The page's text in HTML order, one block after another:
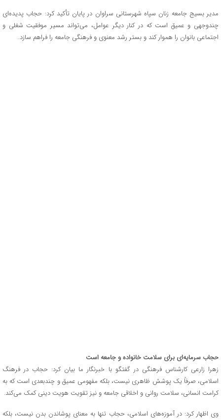
مدیر بسیج جامعه زنان سپاه شهرستانی سراوان در پایان تأکید کرد: حجاب پدیده‌ای
چندوجهی و عمیق است که در کنار دیگر عوامل، می‌تواند مسیر موفقیت شغلی و
اجتماعی بانوان را هموار کند و بستر رشد معنوی و فرهنگی جامعه را فراهم سازد.
حجاب سرمایه‌ای برای سلامت خانواده و جامعه است
زهرا زارعی کارشناس فرهنگی در گفتگو با خبرنگار ما بیان کرد: حجاب در فرهنگ
اسلامی، صرفاً یک پوشش ظاهری نیست، بلکه مفهومی عمیق و چند‌بعدی است که به
کرامت انسانی، سلامت روانی و اخلاقی جامعه و نیز تقویت هویت دینی کمک می‌کند.
وی اظهار کرد: در آموزه‌های اسلامی، حجاب تنها به معنای پوشاندن بدن نیست، بلکه